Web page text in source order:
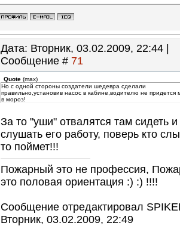
Дата: Вторник, 03.02.2009, 22:44 |
Сообщение # 71
Quote (max)
Но с одной стороны создатели шедевра сделали
правильно,установив насос в кабине,водителю не придется
в мороз!
За то "уши" отвалятся там сидеть и
слушать его работу, поверь кто
то поймет!!!
Пожарный это не профессия,
это половая ориентация :) :) !!!!
Сообщение отредактировал
Вторник, 03.02.2009, 22:49